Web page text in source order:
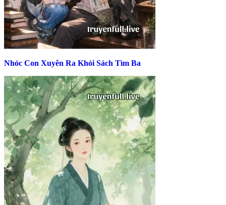
Nhóc Con Xuyên Ra Khỏi Sách Tìm Ba